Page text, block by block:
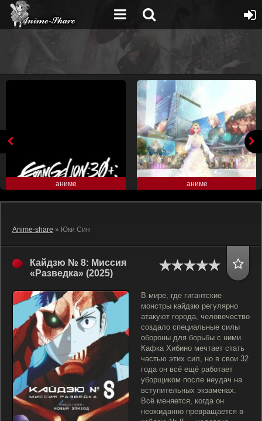
аниме аниме
Anime-share » Юки Син
Кайдзю № 8: Миссия
«Разведка» (2025)
В мире, где гигантские
монстры кайдзю регулярно
атакуют города, человечество
создало специальные силы
обороны для борьбы с ними.
Кафка Хибино мечтает стать
частью этих сил, но в свои 32
года он всё ещё работает
уборщиком после неудач на
вступительных экзаменах.
Всё меняется, когда он
неожиданно превращается в